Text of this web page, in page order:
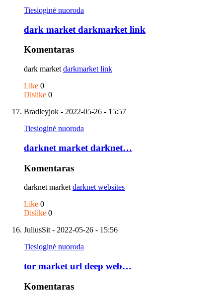
Tiesioginė nuoroda
dark market darkmarket link
Komentaras
dark market darkmarket link
Like 0
Dislike 0
Bradleyjok - 2022-05-26 - 15:57
Tiesioginė nuoroda
darknet market darknet…
Komentaras
darknet market darknet websites
Like 0
Dislike 0
JuliusSit - 2022-05-26 - 15:56
Tiesioginė nuoroda
tor market url deep web…
Komentaras